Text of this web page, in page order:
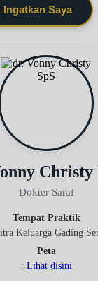
Saya
Christy
Dokter Saraf
Tempat Praktik
Keluarga Gading
Peta
: Lihat disini